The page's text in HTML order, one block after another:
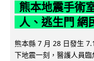
熊本地震手術
人、逃生門 網
熊本縣 7 月 28 日發生
下地震一刻，醫護人員